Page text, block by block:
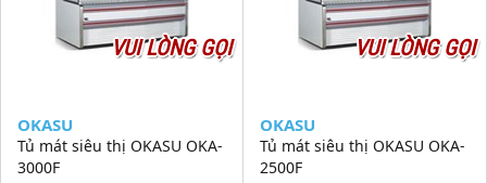
VUI LÒNG GỌI
OKASU
Tủ mát siêu thị OKASU OKA-
3000F
VUI LÒNG GỌI
OKASU
Tủ mát siêu thị OKASU OKA-
2500F